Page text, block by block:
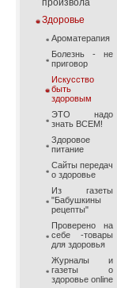
произвола
Здоровье
Ароматерапия
Болезнь - не
приговор
Искусство
быть
здоровым
ЭТО надо
знать ВСЕМ!
Здоровое
питание
Сайты передач
о здоровье
Из газеты
"Бабушкины
рецепты"
Проверено на
себе -товары
для здоровья
Журналы и
газеты о
здоровье online